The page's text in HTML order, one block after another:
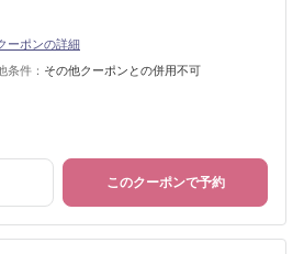
ーポンの詳細
条件： その他クーポンとの併用不可
このクーポンで予約